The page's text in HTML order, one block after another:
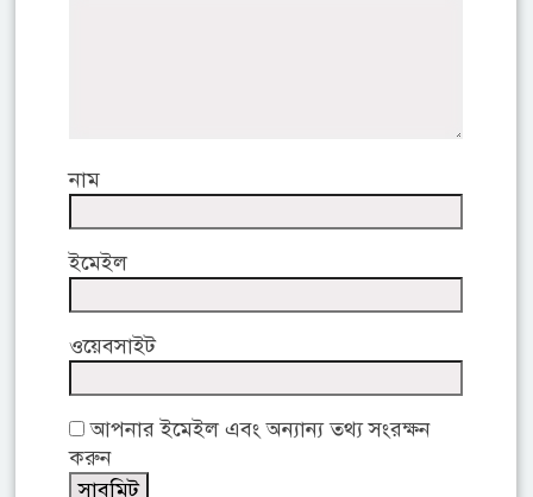
নাম
ইমেইল
ওয়েবসাইট
আপনার ইমেইল এবং অন্যান্য তথ্য সংরক্ষন
করুন